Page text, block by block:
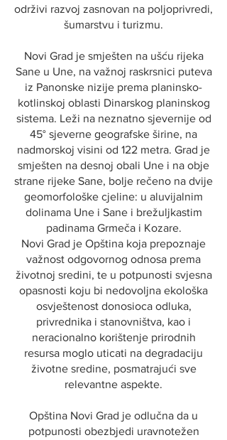
održivi razvoj zasnovan na poljoprivredi,
šumarstvu i turizmu.
Novi Grad je smješten na ušću rijeka
Sane u Une, na važnoj raskrsnici puteva
iz Panonske nizije prema planinsko-
kotlinskoj oblasti Dinarskog planinskog
sistema. Leži na neznatno sjevernije od
45° sjeverne geografske širine, na
nadmorskoj visini od 122 metra. Grad je
smješten na desnoj obali Une i na obje
strane rijeke Sane, bolje rečeno na dvije
geomorfološke cjeline: u aluvijalnim
dolinama Une i Sane i brežuljkastim
padinama Grmeča i Kozare.
Novi Grad je Opština koja prepoznaje
važnost odgovornog odnosa prema
životnoj sredini, te u potpunosti svjesna
opasnosti koju bi nedovoljna ekološka
osvještenost donosioca odluka,
privrednika i stanovništva, kao i
neracionalno korištenje prirodnih
resursa moglo uticati na degradaciju
životne sredine, posmatrajući sve
relevantne aspekte.
Opština Novi Grad je odlučna da u
potpunosti obezbjedi uravnotežen